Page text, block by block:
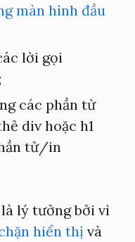
màn hình đầu
lời gọi
các phần từ
div hoặc h1
tử/in
lý tưởng bởi vì
hiển thị và